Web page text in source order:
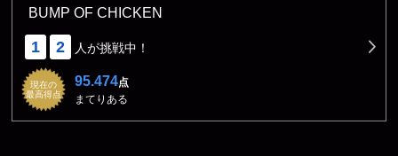
BUMP OF CHICKEN
1 2 人が挑戦中！
現在の
最高得点
95.474点
まてりある